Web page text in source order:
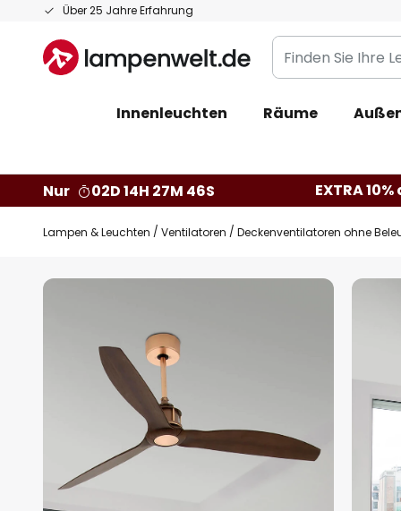
Über 25 Jahre Erfahrung
Zum
springen
Finden
Sie
Leuchte...
Innenleuchten Räume
Nur
02D 14H 27M 45S EXTRA
Lampen & Leuchten Ventilatoren Deckenventilatoren ohne
Zum
Bildgalerie